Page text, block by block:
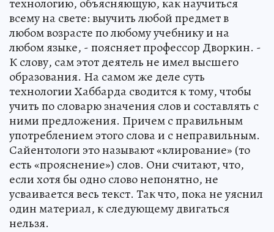
технологию, объясняющую, как научиться
всему на свете: выучить любой предмет в
любом возрасте по любому учебнику и на
любом языке, - поясняет профессор Дворкин. -
К слову, сам этот деятель не имел высшего
образования. На самом же деле суть
технологии Хаббарда сводится к тому, чтобы
учить по словарю значения слов и составлять с
ними предложения. Причем с правильным
употреблением этого слова и с неправильным.
Сайентологи это называют «клирование» (то
есть «прояснение») слов. Они считают, что,
если хотя бы одно слово непонятно, не
усваивается весь текст. Так что, пока не уяснил
один материал, к следующему двигаться
нельзя.